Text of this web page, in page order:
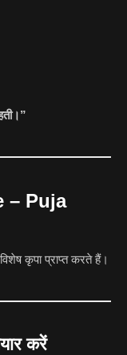
– Puja
कृपा प्राप्त करते हैं।
करें